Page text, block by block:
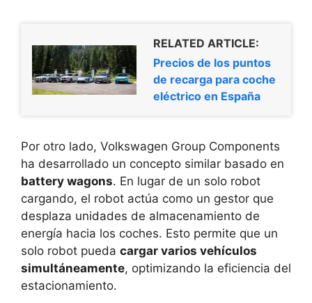
RELATED ARTICLE:
Precios de los puntos
de recarga para coche
eléctrico en España
Por otro lado, Volkswagen Group Components
ha desarrollado un concepto similar basado en
battery wagons. En lugar de un solo robot
cargando, el robot actúa como un gestor que
desplaza unidades de almacenamiento de
energía hacia los coches. Esto permite que un
solo robot pueda cargar varios vehículos
simultáneamente, optimizando la eficiencia del
estacionamiento.